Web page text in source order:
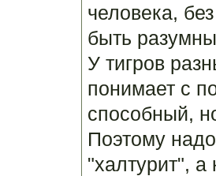
человека,
быть
У тигров
понимает с
способный,
Поэтому
"халтурит", а